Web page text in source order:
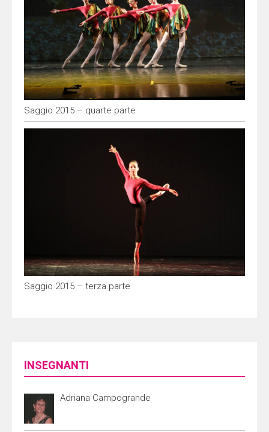
Saggio 2015 – quarte parte
Saggio 2015 – terza parte
INSEGNANTI
Adriana Campogrande